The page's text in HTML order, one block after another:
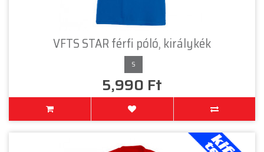
VFTS STAR férfi póló, királykék
S
5,990 Ft